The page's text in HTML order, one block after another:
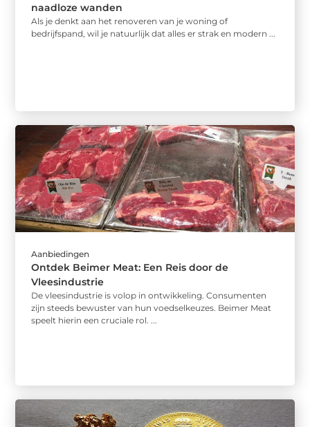
naadloze wanden
Als je denkt aan het renoveren van je woning of
bedrijfspand, wil je natuurlijk dat alles er strak en modern ...
Aanbiedingen
Ontdek Beimer Meat: Een Reis door de
Vleesindustrie
De vleesindustrie is volop in ontwikkeling. Consumenten
zijn steeds bewuster van hun voedselkeuzes. Beimer Meat
speelt hierin een cruciale rol. ...